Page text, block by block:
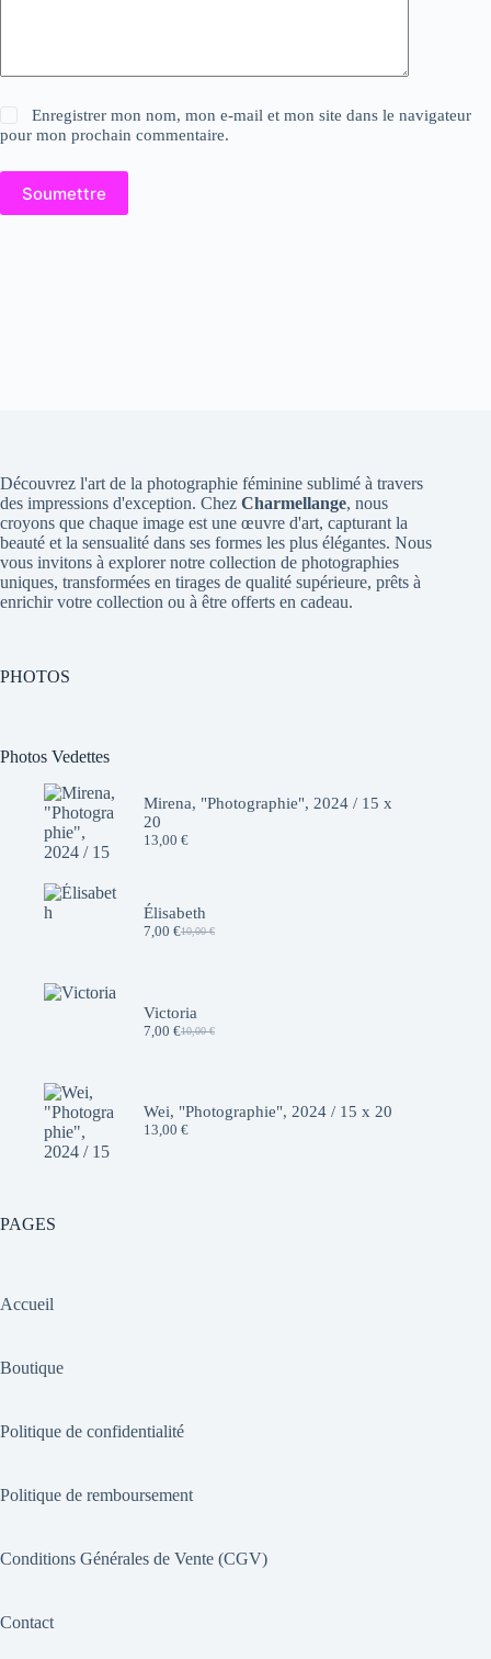
Enregistrer mon nom, mon e-mail et mon site dans le navigateur
pour mon prochain commentaire.
Soumettre
Découvrez l'art de la photographie féminine sublimé à travers
des impressions d'exception. Chez Charmellange, nous
croyons que chaque image est une œuvre d'art, capturant la
beauté et la sensualité dans ses formes les plus élégantes. Nous
vous invitons à explorer notre collection de photographies
uniques, transformées en tirages de qualité supérieure, prêts à
enrichir votre collection ou à être offerts en cadeau.
PHOTOS
Photos Vedettes
Mirena, "Photographie", 2024 / 15 x
20
13,00 €
Élisabeth
10,00€
Le
10,00 €.
7,00 €Le
7,00 €.
Victoria
10,00€
Le
10,00 €.
7,00 €Le
7,00 €.
Wei, "Photographie", 2024 / 15 x 20
13,00 €
PAGES
Accueil
Boutique
Politique de confidentialité
Politique de remboursement
Conditions Générales de Vente (CGV)
Contact